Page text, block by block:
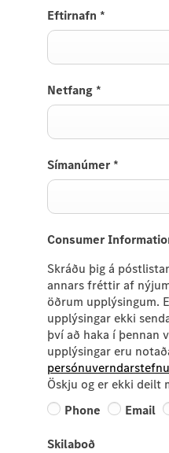
Eftirnafn *
Netfang *
Símanúmer *
Consumer
Skráðu þig á
annars fréttir af
öðrum upplýsingum.
upplýsingar ekki
því að haka í þennan
upplýsingar eru
persónuverndarstefnu
Öskju og er ekki deilt
Phone
Email
Skilaboð